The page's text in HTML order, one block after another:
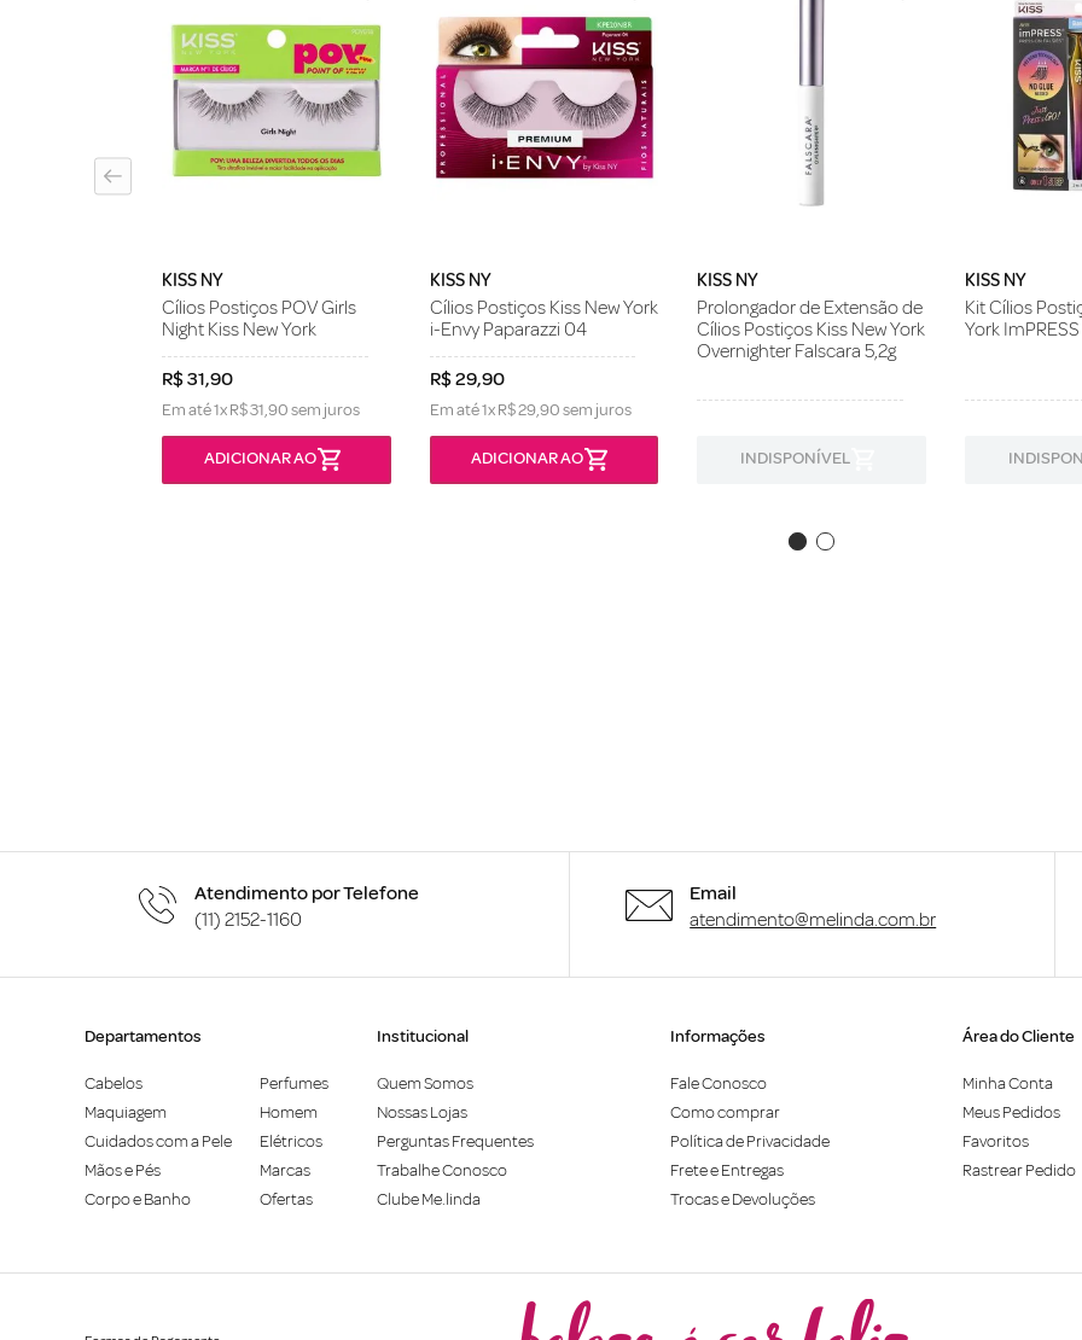
KISS NY
Cílios Postiços POV Girls
Night Kiss New York
R$31,90
Em até1xR$31,90sem juros
ADICIONAR AO
KISS NY
Cílios Postiços Kiss New York
i-Envy Paparazzi 04
R$29,90
Em até1xR$29,90sem juros
ADICIONAR AO
KISS NY
Prolongador de Extensão de
Cílios Postiços Kiss New York
Overnighter Falscara 5,2g
INDISPONÍVEL
KISS NY
Kit Cílios
York
Atendimento por Telefone
(11) 2152-1160
Email
atendimento@melinda.com.br
Departamentos
Cabelos
Maquiagem
Cuidados com a Pele
Mãos e Pés
Corpo e Banho
Perfumes
Homem
Elétricos
Marcas
Ofertas
Institucional
Quem Somos
Nossas Lojas
Perguntas Frequentes
Trabalhe Conosco
Clube Me.linda
Informações
Fale Conosco
Como comprar
Política de Privacidade
Frete e Entregas
Trocas e Devoluções
Área do Cliente
Minha Conta
Meus Pedidos
Favoritos
Rastrear Pedido